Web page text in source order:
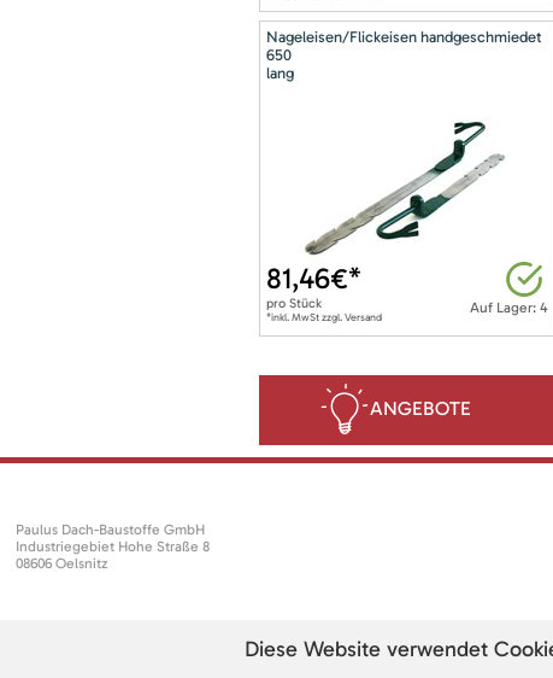
Nageleisen/Flickeisen handgeschmiedet
650
lang
Auf Lager: 4
81,46€*
pro Stück
*inkl. MwSt zzgl. Versand
ANGEBOTE
Paulus Dach-Baustoffe GmbH
Industriegebiet Hohe Straße 8
08606 Oelsnitz
Diese Website verwendet